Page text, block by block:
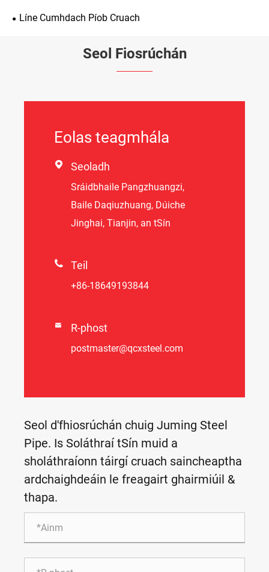
Líne Cumhdach Píob Cruach
Seol Fiosrúchán
Eolas teagmhála
 Seoladh
Sráidbhaile Pangzhuangzi,
Baile Daqiuzhuang, Dúiche
Jinghai, Tianjin, an tSín
 Teil
+86-18649193844
 R-phost
postmaster@qcxsteel.com
Seol d'fhiosrúchán chuig Juming Steel
Pipe. Is Soláthraí tSín muid a
sholáthraíonn táirgí cruach saincheaptha
ardchaighdeáin le freagairt ghairmiúil &
thapa.